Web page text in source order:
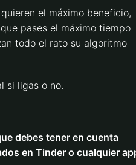
el máximo beneficio,
pases el máximo tiempo
todo el rato su algoritmo
si ligas o no.
debes tener en cuenta
en Tinder o cualquier